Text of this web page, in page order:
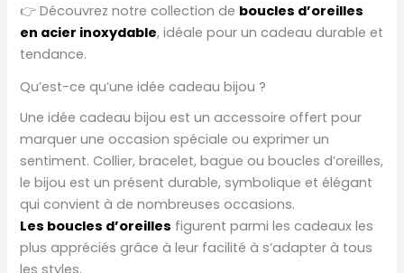
👉 Découvrez notre collection de boucles d’oreilles
en acier inoxydable, idéale pour un cadeau durable et
tendance.
Qu’est-ce qu’une idée cadeau bijou ?
Une idée cadeau bijou est un accessoire offert pour
marquer une occasion spéciale ou exprimer un
sentiment. Collier, bracelet, bague ou boucles d’oreilles,
le bijou est un présent durable, symbolique et élégant
qui convient à de nombreuses occasions.
Les boucles d’oreilles figurent parmi les cadeaux les
plus appréciés grâce à leur facilité à s’adapter à tous
les styles.